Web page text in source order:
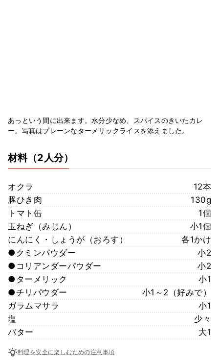
あっという間に出来ます。水分少なめ、スパイスのきいたカレ
ー。写真はプレーンなターメリックライスを添えました。
材料（2人分）
オクラ
12本
豚ひき肉
130g
トマト缶
1個
玉ねぎ（みじん）
小1個
にんにく・しょうが（おろす）
各1かけ
●クミンパウダー
小2
●コリアンダーパウダー
小2
●ターメリック
小1
●チリパウダー
小1～2（好みで）
ガラムマサラ
小1
塩
少々
バター
大1
料理を安全に楽しむための注意事項